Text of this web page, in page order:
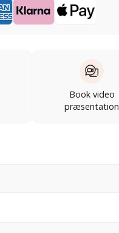
Book video
præsentation